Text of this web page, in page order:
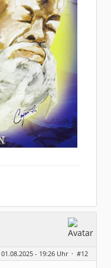
01.08.2025 - 19:26 Uhr · #12